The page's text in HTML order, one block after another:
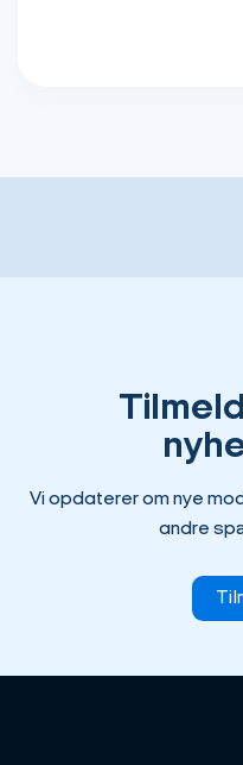
Vi opdaterer om nye
andre